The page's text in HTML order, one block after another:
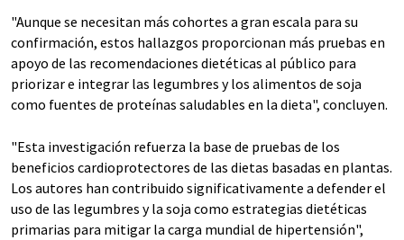
"Aunque se necesitan más cohortes a gran escala para su
confirmación, estos hallazgos proporcionan más pruebas en
apoyo de las recomendaciones dietéticas al público para
priorizar e integrar las legumbres y los alimentos de soja
como fuentes de proteínas saludables en la dieta", concluyen.
"Esta investigación refuerza la base de pruebas de los
beneficios cardioprotectores de las dietas basadas en plantas.
Los autores han contribuido significativamente a defender el
uso de las legumbres y la soja como estrategias dietéticas
primarias para mitigar la carga mundial de hipertensión",